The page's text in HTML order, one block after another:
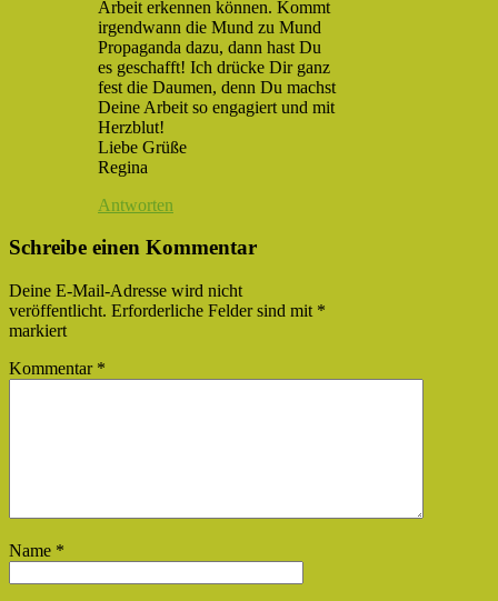
Arbeit erkennen können. Kommt
irgendwann die Mund zu Mund
Propaganda dazu, dann hast Du
es geschafft! Ich drücke Dir ganz
fest die Daumen, denn Du machst
Deine Arbeit so engagiert und mit
Herzblut!
Liebe Grüße
Regina
Antworten
Schreibe einen Kommentar
Deine E-Mail-Adresse wird nicht
veröffentlicht. Erforderliche Felder sind mit *
markiert
Kommentar *
Name *